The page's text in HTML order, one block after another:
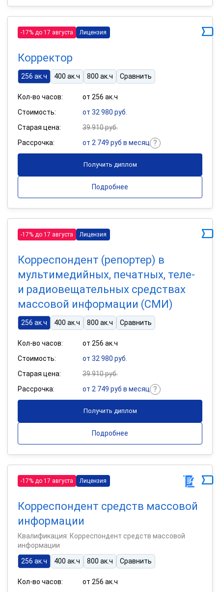
-17% до 17 августа Лицензия
Корректор
256 ак.ч 400 ак.ч 800 ак.ч Сравнить
Кол-во часов:
от 256 ак.ч
Стоимость:
от 32 980 руб.
Старая цена:
39 910 руб.
Рассрочка:
от 2 749 руб в месяц
Получить диплом
Подробнее
-17% до 17 августа Лицензия
Корреспондент (репортер) в
мультимедийных, печатных, теле-
и радиовещательных средствах
массовой информации (СМИ)
256 ак.ч 400 ак.ч 800 ак.ч Сравнить
Кол-во часов:
от 256 ак.ч
Стоимость:
от 32 980 руб.
Старая цена:
39 910 руб.
Рассрочка:
от 2 749 руб в месяц
Получить диплом
Подробнее
-17% до 17 августа Лицензия
Корреспондент средств массовой
информации
Квалификация: Корреспондент средств массовой
информации
256 ак.ч
400 ак.ч 800 ак.ч Сравнить
Кол-во часов: от 256 ак.ч